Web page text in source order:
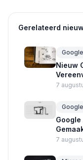
Gerelateerd
Nieuw
Klanten
7
7